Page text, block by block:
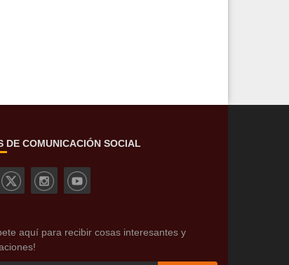
DE COMUNICACIÓN SOCIAL
aquí para recibir cosas interesantes y